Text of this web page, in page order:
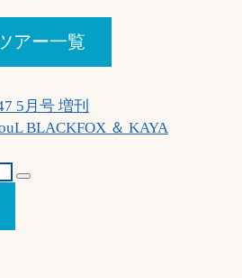
アー一覧
5月号 増刊
BLACKFOX ＆ KAYA